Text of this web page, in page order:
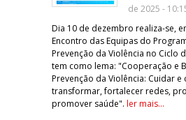
de 2025 -
Dia 10 de dezembro realiza-se,
Encontro das Equipas do
Prevenção da Violência no Ciclo
tem como lema: "Cooperação e
Prevenção da Violência: Cuidar
transformar, fortalecer redes,
promover saúde". ler mais...